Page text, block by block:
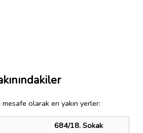
olarak en yakın yerler:
684/18. Sokak